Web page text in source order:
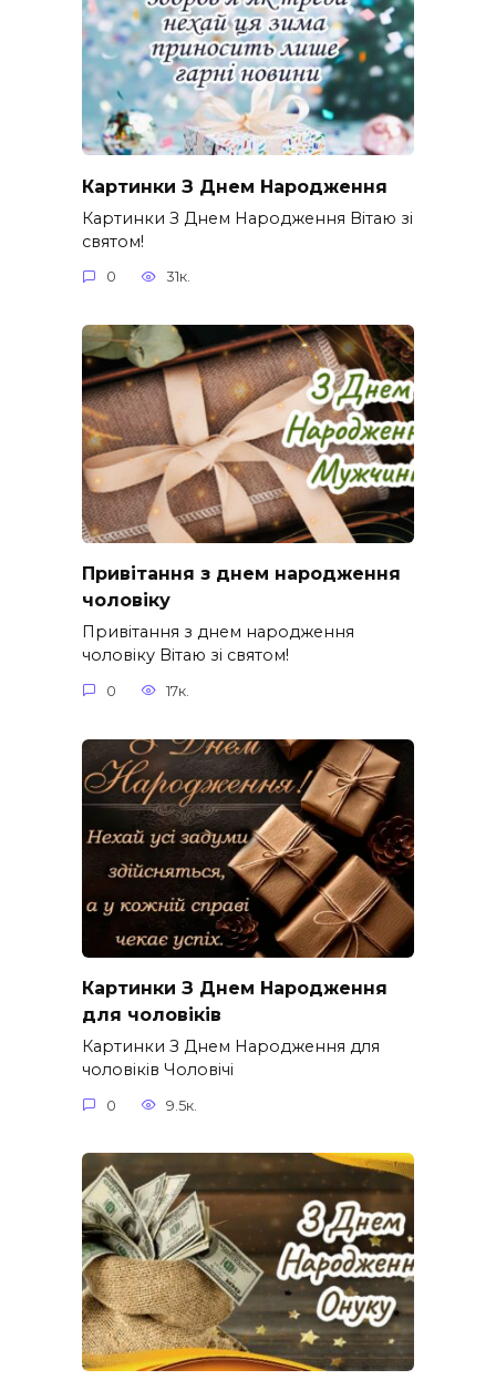
Картинки З Днем Народження
Картинки З Днем Народження Вітаю зі
святом!
0 31к.
Привітання з днем народження
чоловіку
Привітання з днем народження
чоловіку Вітаю зі святом!
0 17к.
Картинки З Днем Народження
для чоловіків​
Картинки З Днем Народження для
чоловіків​ Чоловічі
0 9.5к.